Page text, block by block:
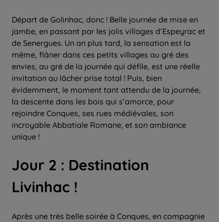
Départ de Golinhac, donc ! Belle journée de mise en
jambe, en passant par les jolis villages d’Espeyrac et
de Senergues. Un an plus tard, la sensation est la
même, flâner dans ces petits villages au gré des
envies, au gré de la journée qui défile, est une réelle
invitation au lâcher prise total ! Puis, bien
évidemment, le moment tant attendu de la journée,
la descente dans les bois qui s’amorce, pour
rejoindre Conques, ses rues médiévales, son
incroyable Abbatiale Romane, et son ambiance
unique !
Jour 2 : Destination
Livinhac !
Après une très belle soirée à Conques, en compagnie